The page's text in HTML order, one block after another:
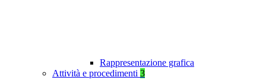
Rappresentazione grafica
Attività e procedimenti 3